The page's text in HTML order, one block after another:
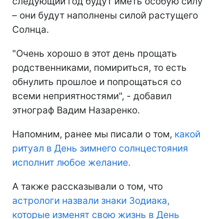
– они будут наполнены силой растущего
Солнца.
"Очень хорошо в этот день прощать
родственниками, помириться, то есть
обнулить прошлое и попрощаться со
всеми неприятностями", - добавил
этнограф Вадим Назаренко.
Напомним, ранее мы писали о том, какой
ритуал в День зимнего солнцестояния
исполнит любое желание.
А также рассказывали о том, что
астрологи назвали знаки Зодиака,
которые изменят свою жизнь в День